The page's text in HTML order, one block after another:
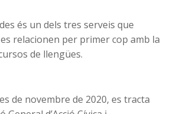
és un dels tres serveis que
relacionen per primer cop amb la
de llengües.
de novembre de 2020, es tracta